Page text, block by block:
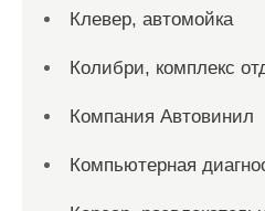
Клевер, автомойка
Колибри, комплекс
Компания Автовинил
Компьютерная